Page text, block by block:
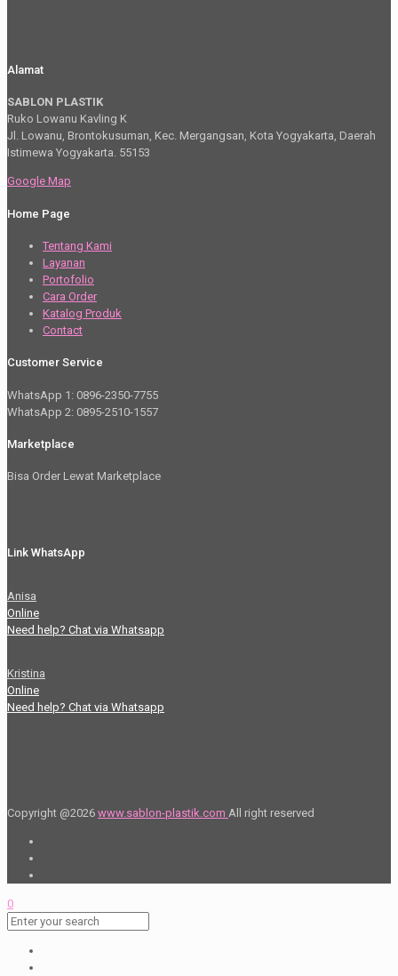
Alamat
SABLON PLASTIK
Ruko Lowanu Kavling K
Jl. Lowanu, Brontokusuman, Kec. Mergangsan, Kota Yogyakarta, Daerah
Istimewa Yogyakarta. 55153
Google Map
Home Page
Tentang Kami
Layanan
Portofolio
Cara Order
Katalog Produk
Contact
Customer Service
WhatsApp 1: 0896-2350-7755
WhatsApp 2: 0895-2510-1557
Marketplace
Bisa Order Lewat Marketplace
Link WhatsApp
Anisa
Online
Need help? Chat via Whatsapp
Kristina
Online
Need help? Chat via Whatsapp
Copyright @2026 www.sablon-plastik.com All right reserved
0